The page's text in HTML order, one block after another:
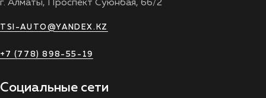
г. Алматы, Проспект Суюнбая, 66/2
TSI-AUTO@YANDEX.KZ
+7 (778) 898-55-19
Социальные сети